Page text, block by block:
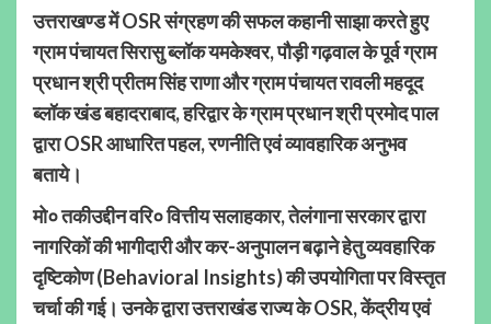
उत्तराखण्ड में OSR संग्रहण की सफल कहानी साझा करते हुए
ग्राम पंचायत सिरासु ब्लॉक यमकेश्वर, पौड़ी गढ़वाल के पूर्व ग्राम
प्रधान श्री प्रीतम सिंह राणा और ग्राम पंचायत रावली महदूद
ब्लॉक खंड बहादराबाद, हरिद्वार के ग्राम प्रधान श्री प्रमोद पाल
द्वारा OSR आधारित पहल, रणनीति एवं व्यावहारिक अनुभव
बताये।
मो० तकीउद्दीन वरि० वित्तीय सलाहकार, तेलंगाना सरकार द्वारा
नागरिकों की भागीदारी और कर-अनुपालन बढ़ाने हेतु व्यवहारिक
दृष्टिकोण (Behavioral Insights) की उपयोगिता पर विस्तृत
चर्चा की गई। उनके द्वारा उत्तराखंड राज्य के OSR, केंद्रीय एवं